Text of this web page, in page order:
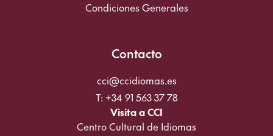
Condiciones Generales
Contacto
cci@ccidiomas.es
T: +34 91 563 37 78
Visita a CCI
Centro Cultural de Idiomas